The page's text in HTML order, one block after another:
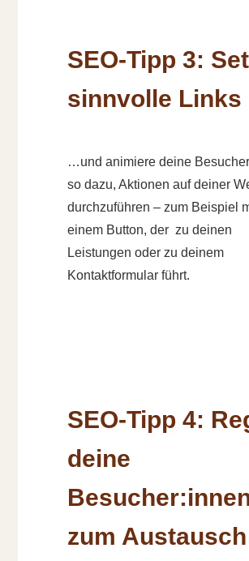
SEO-Tipp 3:
sinnvolle Links
…und animiere deine
so dazu, Aktionen auf deiner
durchzuführen – zum Beispiel
einem Button, der zu deinen
Leistungen oder zu deinem
Kontaktformular führt.
SEO-Tipp 4:
deine
zum